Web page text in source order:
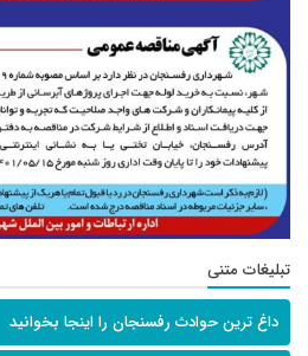
تبلیغات متنی
داغ ترین حوادث رفسنجان را اینجا بخوانید